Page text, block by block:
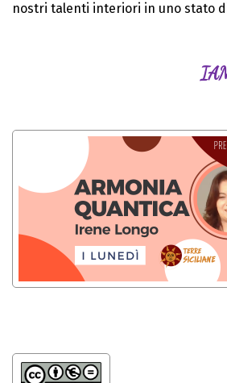
nostri talenti interiori in uno stato